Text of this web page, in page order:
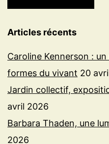
Articles récents
Caroline Kennerson :
formes du vivant 20
Jardin collectif,
avril 2026
Barbara Thaden, une
2026